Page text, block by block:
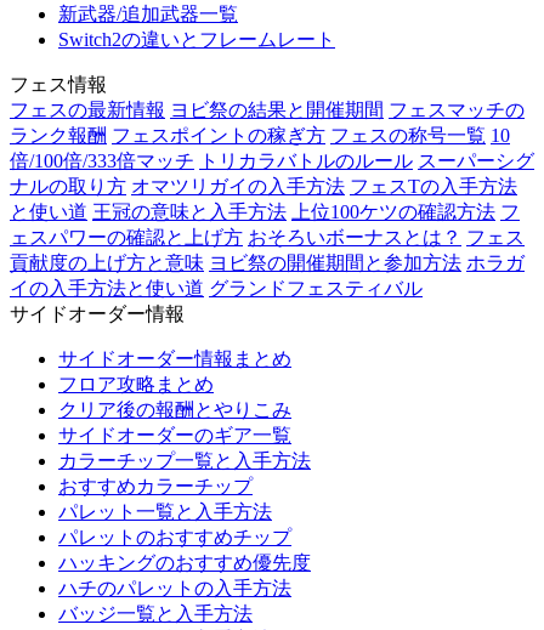
新武器/追加武器一覧
Switch2の違いとフレームレート
フェス情報
フェスの最新情報 ヨビ祭の結果と開催期間 フェスマッチの
ランク報酬 フェスポイントの稼ぎ方 フェスの称号一覧 10
倍/100倍/333倍マッチ
トリカラバトルのルール スーパーシグ
ナルの取り方 オマツリガイの入手方法 フェスTの入手方法
と使い道 王冠の意味と入手方法 上位100ケツの確認方法 フ
ェスパワーの確認と上げ方 おそろいボーナスとは？ フェス
貢献度の上げ方と意味 ヨビ祭の開催期間と参加方法 ホラガ
イの入手方法と使い道 グランドフェスティバル
サイドオーダー情報
サイドオーダー情報まとめ
フロア攻略まとめ
クリア後の報酬とやりこみ
サイドオーダーのギア一覧
カラーチップ一覧と入手方法
おすすめカラーチップ
パレット一覧と入手方法
パレットのおすすめチップ
ハッキングのおすすめ優先度
ハチのパレットの入手方法
バッジ一覧と入手方法